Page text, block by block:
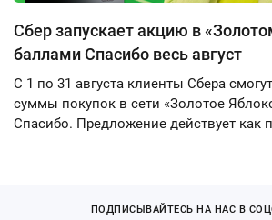
Сбер запускает акцию в
баллами Спасибо весь август
С 1 по 31 августа клиенты Сбера
суммы покупок в сети «Золотое
Спасибо. Предложение действует как
ПОДПИСЫВАЙТЕСЬ НА НАС В